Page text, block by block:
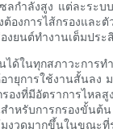
กำลังสูง แต่ละร
การไส้กรองแล
งยนต์ทำงานเต็มประ
ในทุกสภาวะการ
ยุการใช้งานสั้นล
งที่มีอัตราการไ
รับการกรองขั้น
มงวดมากขึ้นในขณ